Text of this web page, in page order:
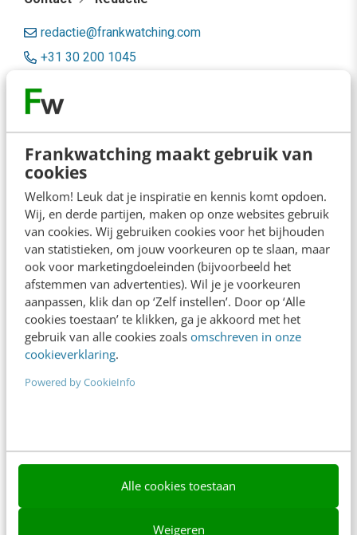
Frankwatching maakt gebruik van
cookies
Welkom! Leuk dat je inspiratie en kennis komt opdoen.
Wij, en derde partijen, maken op onze websites gebruik
van cookies. Wij gebruiken cookies voor het bijhouden
van statistieken, om jouw voorkeuren op te slaan, maar
ook voor marketingdoeleinden (bijvoorbeeld het
afstemmen van advertenties). Wil je je voorkeuren
aanpassen, klik dan op ‘Zelf instellen’. Door op ‘Alle
cookies toestaan’ te klikken, ga je akkoord met het
gebruik van alle cookies zoals omschreven in onze
cookieverklaring.
Powered by CookieInfo
Alle cookies toestaan
Weigeren
redactie@frankwatching.com
+31 30 200 1045
Meer contactopties
Frankwatching
Adverteren
Contact
Nieuwsbrieven
Over ons
Ons team
Werken bij
Klantcontact & CX